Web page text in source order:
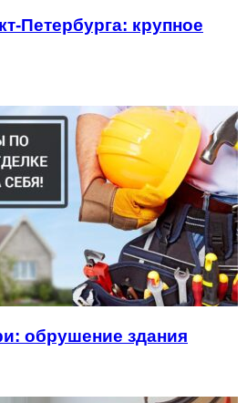
Петербурга: крупное
обрушение здания